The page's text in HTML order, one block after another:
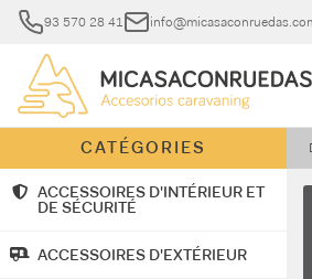
93 570 28 41
CATÉGORIES
ACCESSOIRES D'INTÉRIEUR ET
DE SÉCURITÉ
ACCESSOIRES D'EXTÉRIEUR